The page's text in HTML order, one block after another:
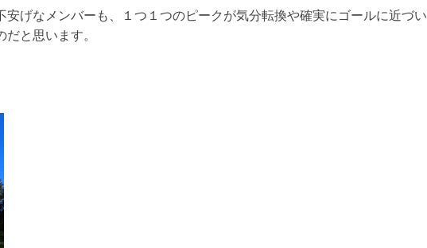
げなメンバーも、１つ１つのピークが気分転換や確実にゴールに近づい
と思います。